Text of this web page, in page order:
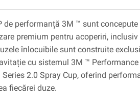
de performanță 3M ™ sunt concepute
premium pentru acoperiri, inclusiv
înlocuibile sunt construite
cu sistemul 3M ™ Performance
2.0 Spray Cup, oferind
fiecărei duze.